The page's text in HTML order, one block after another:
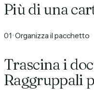
Più di una
01·Organizza il pacchetto
Trascina i
Raggruppali